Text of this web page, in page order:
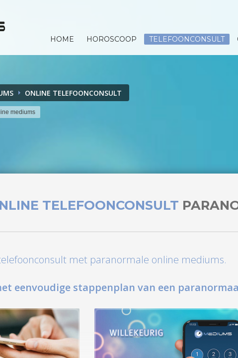
HOME HOROSCOOP TELEFOONCONSULT
ONLINE TELEFOONCONSULT
mediums
TELEFOONCONSULT
met paranormale online mediums.
eenvoudige stappenplan van een